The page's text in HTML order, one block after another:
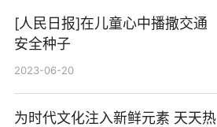
[人民日报]在儿童心中播撒交通
安全种子
2023-06-20
为时代文化注入新鲜元素 天天热